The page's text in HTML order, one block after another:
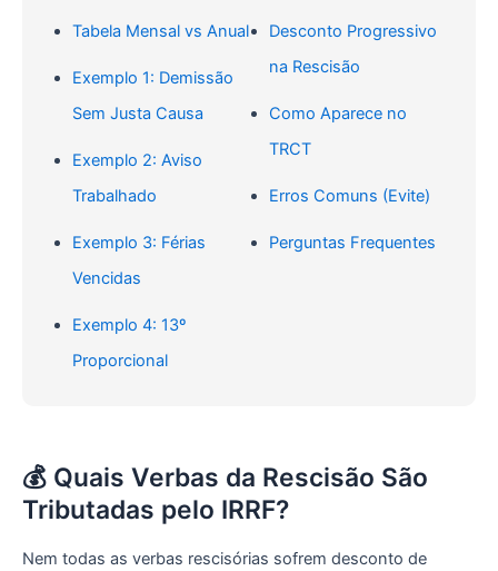
Tabela Mensal vs Anual
Exemplo 1: Demissão
Sem Justa Causa
Exemplo 2: Aviso
Trabalhado
Exemplo 3: Férias
Vencidas
Exemplo 4: 13º
Proporcional
Desconto Progressivo
na Rescisão
Como Aparece no
TRCT
Erros Comuns (Evite)
Perguntas Frequentes
💰 Quais Verbas da Rescisão São
Tributadas pelo IRRF?
Nem todas as verbas rescisórias sofrem desconto de